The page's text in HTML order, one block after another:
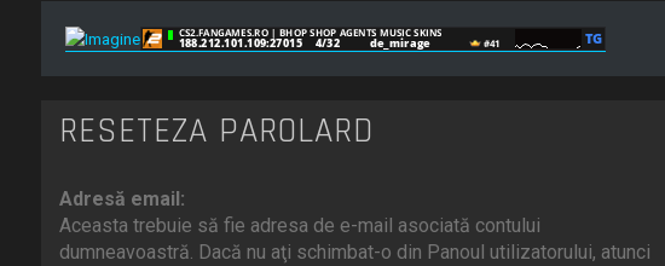
RESETEZĂ PAROLARD
Adresă email:
Aceasta trebuie să fie adresa de e-mail asociată contului
dumneavoastră. Dacă nu aţi schimbat-o din Panoul utilizatorului, atunci